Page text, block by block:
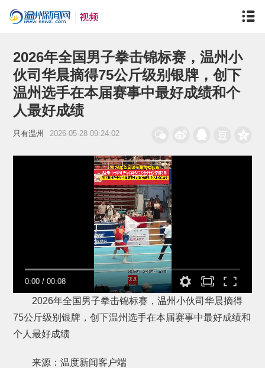
2026年全国男子拳击锦标赛，温州小
伙司华晨摘得75公斤级别银牌，创下
温州选手在本届赛事中最好成绩和个
人最好成绩
只有温州 2026-05-28 09:24:02
0:00 /00:08
2026年全国男子拳击锦标赛，温州小伙司华晨摘得
75公斤级别银牌，创下温州选手在本届赛事中最好成绩和
个人最好成绩
来源：温度新闻客户端